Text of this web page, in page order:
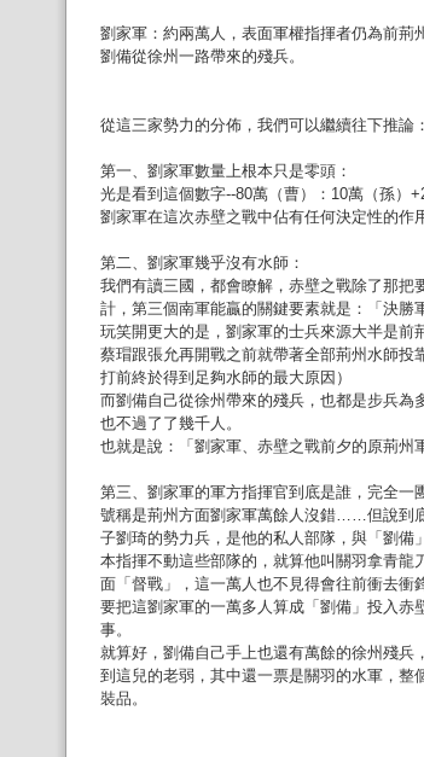
劉家軍：約兩萬人，表面軍權指揮者仍為前荊
劉備從徐州一路帶來的殘兵。
從這三家勢力的分佈，我們可以繼續往下推論：
第一、劉家軍數量上根本只是零頭：
光是看到這個數字--80萬（曹）：10萬（孫）
劉家軍在這次赤壁之戰中佔有任何決定性的
第二、劉家軍幾乎沒有水師：
我們有讀三國，都會瞭解，赤壁之戰除了那把
計，第三個南軍能贏的關鍵要素就是：「決勝
玩笑開更大的是，劉家軍的士兵來源大半是前
蔡瑁跟張允再開戰之前就帶著全部荊州水師投
打前終於得到足夠水師的最大原因）
而劉備自己從徐州帶來的殘兵，也都是步兵為
也不過了了幾千人。
也就是說：「劉家軍、赤壁之戰前夕的原荊州
第三、劉家軍的軍方指揮官到底是誰，完全一
號稱是荊州方面劉家軍萬餘人沒錯……但說到
子劉琦的勢力兵，是他的私人部隊，與「劉備
本指揮不動這些部隊的，就算他叫關羽拿青龍
面「督戰」，這一萬人也不見得會往前衝去衝
要把這劉家軍的一萬多人算成「劉備」投入赤
事。
就算好，劉備自己手上也還有萬餘的徐州殘兵
到這兒的老弱，其中還一票是關羽的水軍，整
裝品。